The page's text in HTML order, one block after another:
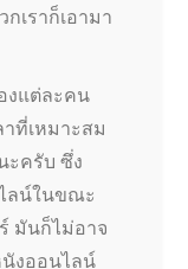
เราก็เอามา
งแต่ละคน
ที่เหมาะสม
ะครับ ซึ่ง
ลน์ในขณะ
มันก็ไม่อาจ
นังออนไลน์